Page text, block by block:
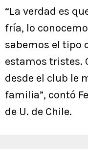
“La verdad es
fría, lo
sabemos el tipo
estamos tristes.
desde el club le
familia”, contó
de U. de Chile.